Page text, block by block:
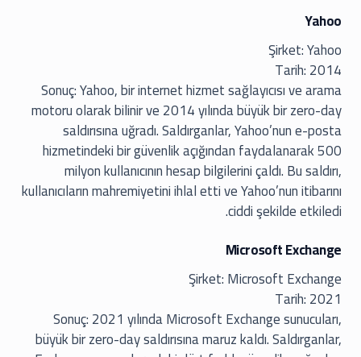
Yahoo
Şirket: Yahoo
Tarih: 2014
Sonuç: Yahoo, bir internet hizmet sağlayıcısı ve arama
motoru olarak bilinir ve 2014 yılında büyük bir zero-day
saldırısına uğradı. Saldırganlar, Yahoo’nun e-posta
hizmetindeki bir güvenlik açığından faydalanarak 500
milyon kullanıcının hesap bilgilerini çaldı. Bu saldırı,
kullanıcıların mahremiyetini ihlal etti ve Yahoo’nun itibarını
ciddi şekilde etkiledi.
Microsoft Exchange
Şirket: Microsoft Exchange
Tarih: 2021
Sonuç: 2021 yılında Microsoft Exchange sunucuları,
büyük bir zero-day saldırısına maruz kaldı. Saldırganlar,